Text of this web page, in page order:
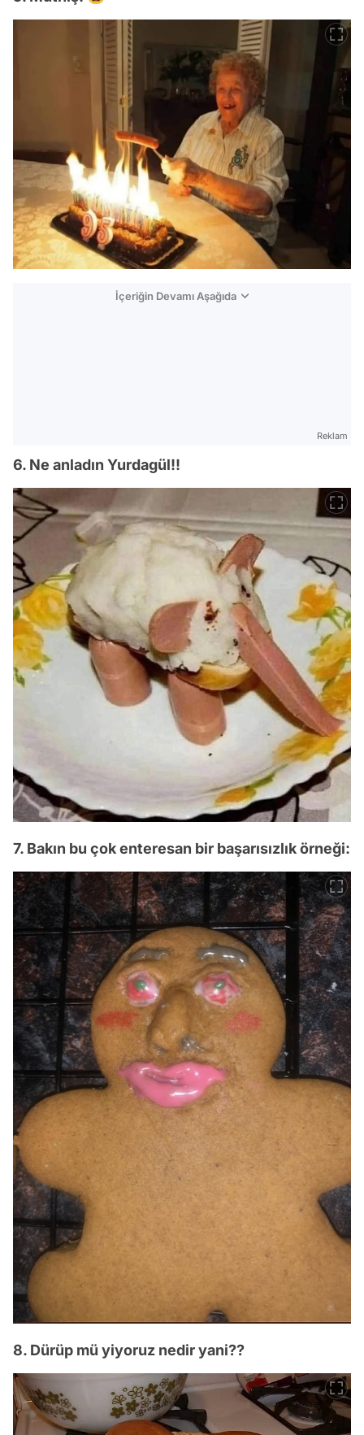
İçeriğin Devamı Aşağıda
Reklam
6. Ne anladın Yurdagül!!
7. Bakın bu çok enteresan bir başarısızlık örneği:
8. Dürüp mü yiyoruz nedir yani??